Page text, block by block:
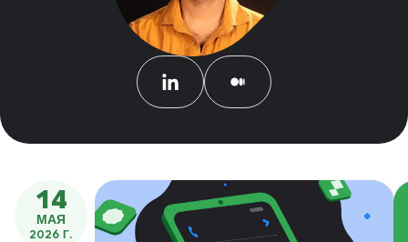
14
МАЯ
2026 Г.